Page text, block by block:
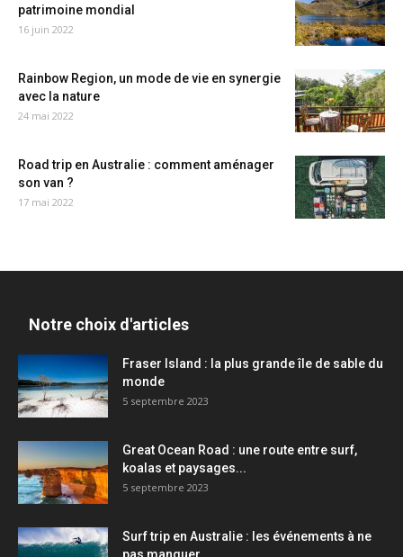
patrimoine mondial
16 juin 2022
Rainbow Region, un mode de vie en synergie
avec la nature
24 mai 2022
Road trip en Australie : comment aménager
son van ?
17 mai 2022
Notre choix d'articles
Fraser Island : la plus grande île de sable du
monde
5 septembre 2023
Great Ocean Road : une route entre surf,
koalas et paysages...
5 septembre 2023
Surf trip en Australie : les événements à ne